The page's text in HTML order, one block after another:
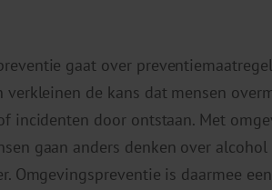
gaat over
verkleinen de kans dat mensen
incidenten door ontstaan. Met
gaan anders denken over
Omgevingspreventie is daarmee